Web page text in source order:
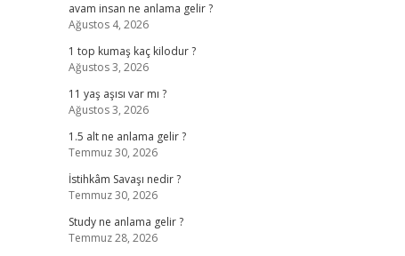
avam insan ne anlama gelir ?
Ağustos 4, 2026
1 top kumaş kaç kilodur ?
Ağustos 3, 2026
11 yaş aşısı var mı ?
Ağustos 3, 2026
1.5 alt ne anlama gelir ?
Temmuz 30, 2026
İstihkâm Savaşı nedir ?
Temmuz 30, 2026
Study ne anlama gelir ?
Temmuz 28, 2026